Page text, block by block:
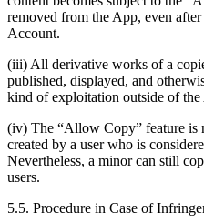
removed from the App, even
Account.
(iii) All derivative works of a
published, displayed, and
kind of exploitation outside of
(iv) The “Allow Copy” feature is
created by a user who is
Nevertheless, a minor can still
users.
5.5. Procedure in Case of